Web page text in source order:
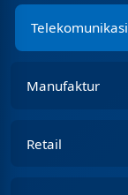
Telekomunikasi
Manufaktur
Retail